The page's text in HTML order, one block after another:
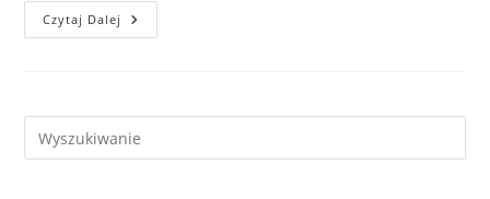
Czytaj Dalej Drzwi
Vasco
Inwestycja?